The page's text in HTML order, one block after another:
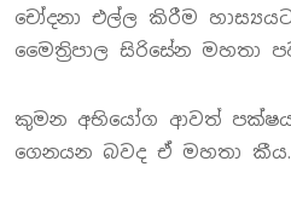
චෝදනා එල්ල කිරීම
මෛත්‍රිපාල සිරිසේන මහතා
කුමන අභියෝග ආවත් පක්ෂය
ගෙනයන බවද ඒ මහතා කීය.